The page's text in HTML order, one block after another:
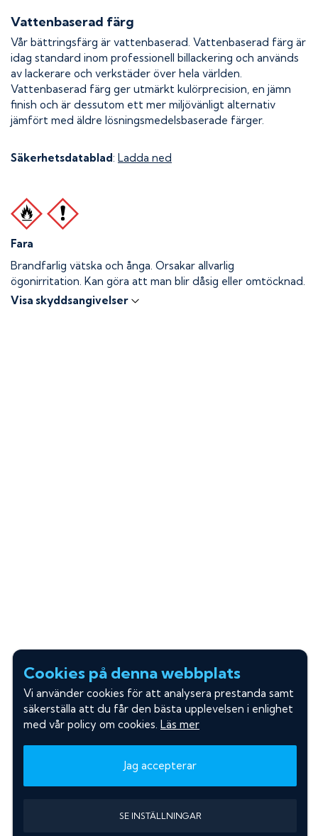
Vattenbaserad färg
Vår bättringsfärg är vattenbaserad. Vattenbaserad färg är
idag standard inom professionell billackering och används
av lackerare och verkstäder över hela världen.
Vattenbaserad färg ger utmärkt kulörprecision, en jämn
finish och är dessutom ett mer miljövänligt alternativ
jämfört med äldre lösningsmedelsbaserade färger.
Säkerhetsdatablad: Ladda ned
Fara
Brandfarlig vätska och ånga. Orsakar allvarlig
ögonirritation. Kan göra att man blir dåsig eller omtöcknad.
Visa skyddsangivelser
Cookies på denna webbplats
Vi använder cookies för att analysera prestanda samt
säkerställa att du får den bästa upplevelsen i enlighet
med vår policy om cookies. Läs mer
Jag accepterar
SE INSTÄLLNINGAR